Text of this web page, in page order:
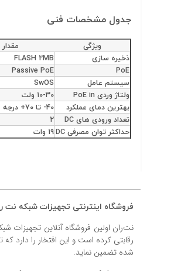
جدول مشخصات فنی
ویژگی
مقدار
ذخیره سازی
FLASH 2MB
PoE
Passive PoE
سیستم عامل
SwOS
ولتاژ وردی PoE in
10-30 ولت
بهترین دمای عملکرد
40- تا 70+ درجه سانتی گراد
تعداد ورودی های DC
2
حداکثر توان مصرفی DC
19 وات
فروشگاه اینترنتی تجهیزات شبکه نت
نت‌ران اولین فروشگاه آنلاین تجهیزات
رقابتی کرده است و این افتخار را دارد
شده تضمین نماید.